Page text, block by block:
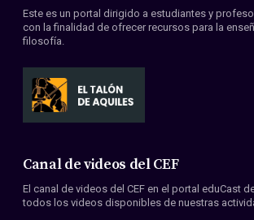
Convenios
Este es un portal dirigido a estudiantes y
con la finalidad de ofrecer recursos para la
filosofía.
Canal de videos del CEF
El canal de videos del CEF en el portal eduCast
todos los videos disponibles de nuestras